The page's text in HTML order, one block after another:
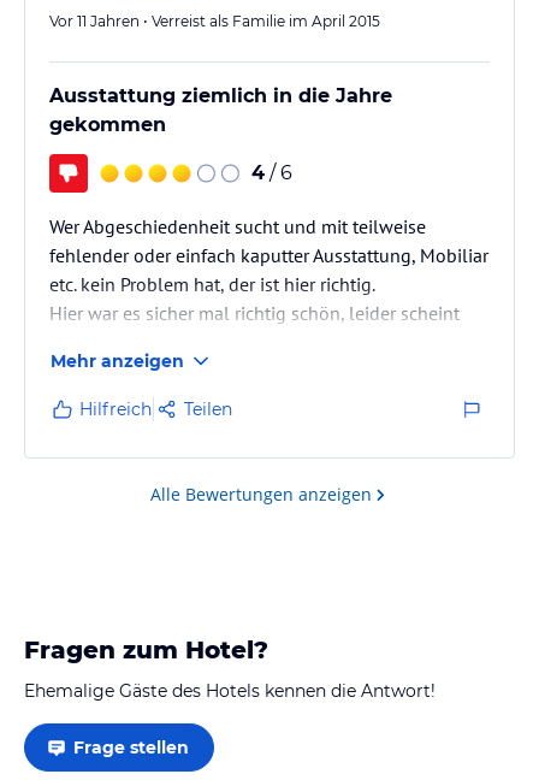
Vor 11 Jahren • Verreist als Familie im April 2015
Ausstattung ziemlich in die Jahre
gekommen
4 / 6
Wer Abgeschiedenheit sucht und mit teilweise
fehlender oder einfach kaputter Ausstattung, Mobiliar
etc. kein Problem hat, der ist hier richtig.
Hier war es sicher mal richtig schön, leider scheint
notdürftig repariert.
Der Spielplatz stellt mittlerweile mit rostigen Nägeln
und verfaulten Brettern ein Sicherheitsrisiko dar.
Schade!
Mehr anzeigen
Hilfreich Teilen
Alle Bewertungen anzeigen
Fragen zum Hotel?
Ehemalige Gäste des Hotels kennen die Antwort!
Frage stellen